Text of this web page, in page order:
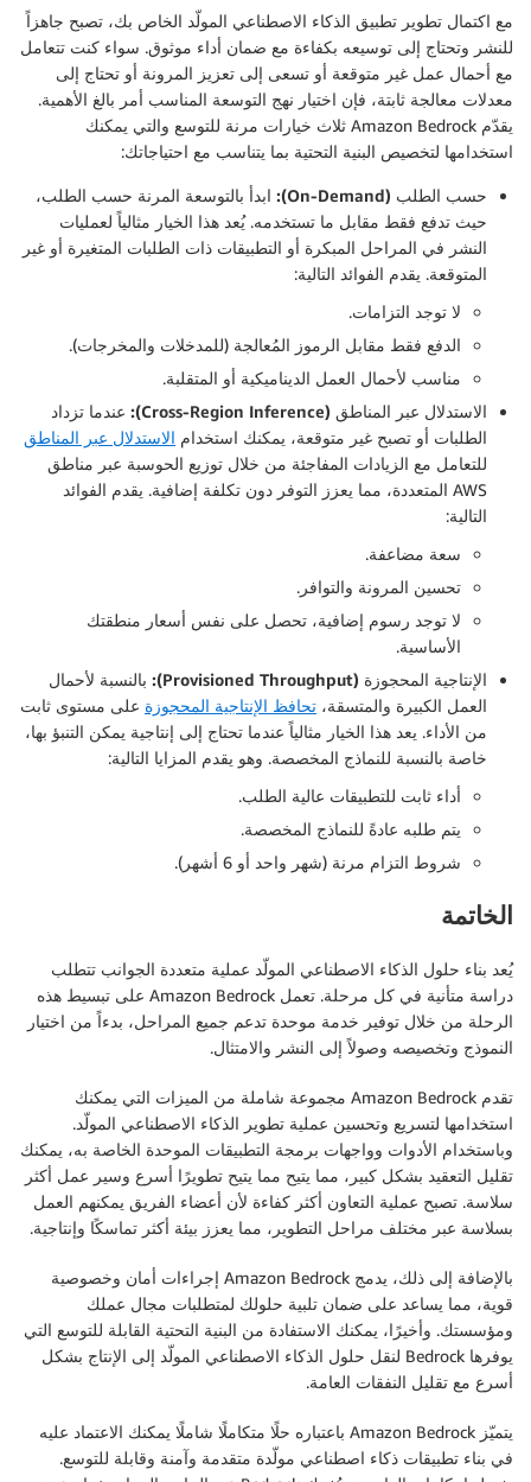
مع اكتمال تطوير تطبيق الذكاء الاصطناعي المولّد الخاص بك، تصبح جاهزاً
للنشر وتحتاج إلى توسيعه بكفاءة مع ضمان أداء موثوق. سواء كنت تتعامل
مع أحمال عمل غير متوقعة أو تسعى إلى تعزيز المرونة أو تحتاج إلى
معدلات معالجة ثابتة، فإن اختيار نهج التوسعة المناسب أمر بالغ الأهمية.
يقدّم Amazon Bedrock ثلاث خيارات مرنة للتوسع والتي يمكنك
استخدامها لتخصيص البنية التحتية بما يتناسب مع احتياجاتك:
حسب الطلب (On-Demand):
ابدأ بالتوسعة المرنة حسب الطلب،
حيث تدفع فقط مقابل ما تستخدمه. يُعد هذا الخيار مثالياً لعمليات
النشر في المراحل المبكرة أو التطبيقات ذات الطلبات المتغيرة أو غير
المتوقعة. يقدم الفوائد التالية:
لا توجد التزامات.
الدفع فقط مقابل الرموز المُعالجة (للمدخلات والمخرجات).
مناسب لأحمال العمل الديناميكية أو المتقلبة.
الاستدلال عبر المناطق (Cross-Region Inference):
عندما تزداد
الطلبات أو تصبح غير متوقعة، يمكنك استخدام الاستدلال عبر المناطق
للتعامل مع الزيادات المفاجئة من خلال توزيع الحوسبة عبر مناطق
AWS المتعددة، مما يعزز التوفر دون تكلفة إضافية. يقدم الفوائد
التالية:
سعة مضاعفة.
تحسين المرونة والتوافر.
لا توجد رسوم إضافية، تحصل على نفس أسعار منطقتك
الأساسية.
الإنتاجية المحجوزة (Provisioned Throughput):
بالنسبة لأحمال
العمل الكبيرة والمتسقة، تحافظ الإنتاجية المحجوزة على مستوى ثابت
من الأداء. يعد هذا الخيار مثالياً عندما تحتاج إلى إنتاجية يمكن التنبؤ بها،
خاصة بالنسبة للنماذج المخصصة. وهو يقدم المزايا التالية:
أداء ثابت للتطبيقات عالية الطلب.
يتم طلبه عادةً للنماذج المخصصة.
شروط التزام مرنة (شهر واحد أو 6 أشهر).
الخاتمة
يُعد بناء حلول الذكاء الاصطناعي المولّد عملية متعددة الجوانب تتطلب
دراسة متأنية في كل مرحلة. تعمل Amazon Bedrock على تبسيط هذه
الرحلة من خلال توفير خدمة موحدة تدعم جميع المراحل، بدءاً من اختيار
النموذج وتخصيصه وصولاً إلى النشر والامتثال.
تقدم Amazon Bedrock مجموعة شاملة من الميزات التي يمكنك
استخدامها لتسريع وتحسين عملية تطوير الذكاء الاصطناعي المولّد.
وباستخدام الأدوات وواجهات برمجة التطبيقات الموحدة الخاصة به، يمكنك
تقليل التعقيد بشكل كبير، مما يتيح مما يتيح تطويرًا أسرع وسير عمل أكثر
سلاسة. تصبح عملية التعاون أكثر كفاءة لأن أعضاء الفريق يمكنهم العمل
بسلاسة عبر مختلف مراحل التطوير، مما يعزز بيئة أكثر تماسكًا وإنتاجية.
بالإضافة إلى ذلك، يدمج Amazon Bedrock إجراءات أمان وخصوصية
قوية، مما يساعد على ضمان تلبية حلولك لمتطلبات مجال عملك
ومؤسستك. وأخيرًا، يمكنك الاستفادة من البنية التحتية القابلة للتوسع التي
يوفرها Bedrock لنقل حلول الذكاء الاصطناعي المولّد إلى الإنتاج بشكل
أسرع مع تقليل النفقات العامة.
يتميّز Amazon Bedrock باعتباره حلًا متكاملًا شاملًا يمكنك الاعتماد عليه
في بناء تطبيقات ذكاء اصطناعي مولّدة متقدمة وآمنة وقابلة للتوسع.